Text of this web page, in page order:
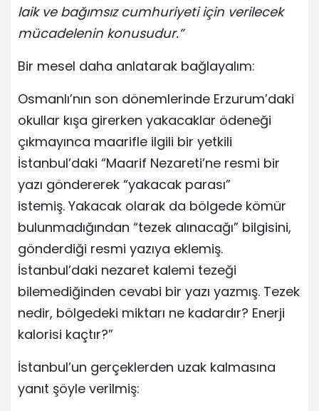
laik ve bağımsız cumhuriyeti için verilecek
mücadelenin konusudur.”
Bir mesel daha anlatarak bağlayalım:
Osmanlı’nın son dönemlerinde Erzurum’daki
okullar kışa girerken yakacaklar ödeneği
çıkmayınca maarifle ilgili bir yetkili
İstanbul’daki “Maarif Nezareti’ne resmi bir
yazı göndererek “yakacak parası”
istemiş. Yakacak olarak da bölgede kömür
bulunmadığından “tezek alınacağı” bilgisini,
gönderdiği resmi yazıya eklemiş.
İstanbul’daki nezaret kalemi tezeği
bilemediğinden cevabi bir yazı yazmış. Tezek
nedir, bölgedeki miktarı ne kadardır? Enerji
kalorisi kaçtır?”
İstanbul’un gerçeklerden uzak kalmasına
yanıt şöyle verilmiş: